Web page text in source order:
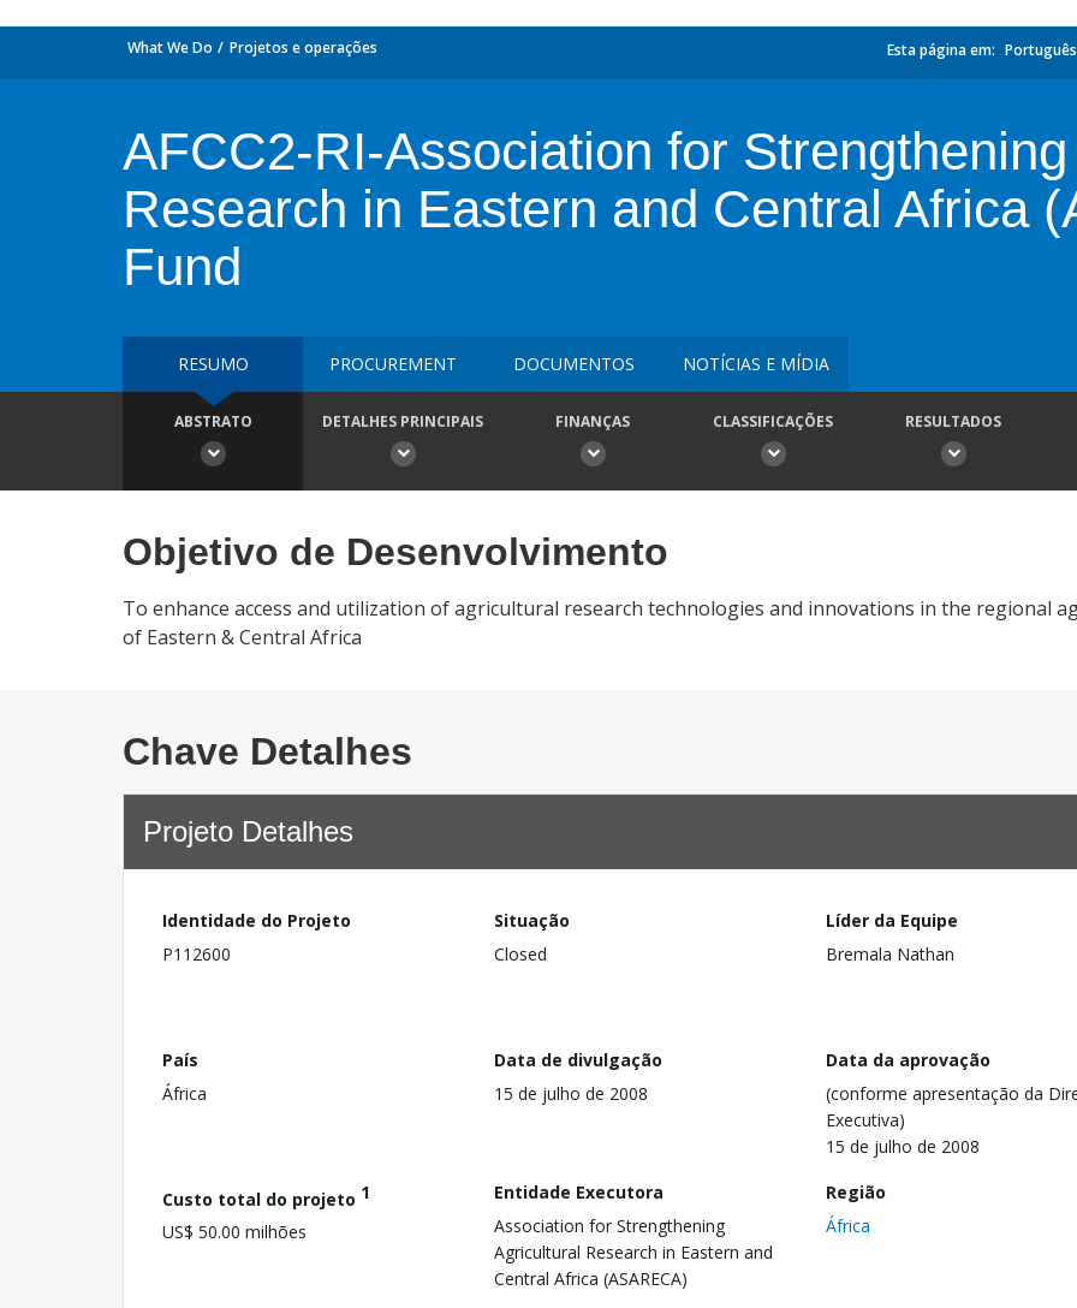
What We Do Projetos e operações Esta página em: Português
AFCC2-RI-Association for
Research in Eastern and Central Africa
Fund
RESUMO PROCUREMENT DOCUMENTOS NOTÍCIAS E MÍDIA
ABSTRATO DETALHES PRINCIPAIS FINANÇAS CLASSIFICAÇÕES RESULTADOS
Objetivo de Desenvolvimento
To enhance access and utilization of agricultural research technologies and innovations in the regional
of Eastern & Central Africa
Chave Detalhes
Projeto Detalhes
Identidade do Projeto
P112600
Situação
Closed
Líder da Equipe
Bremala Nathan
País
África
Data de divulgação
15 de julho de 2008
Data da aprovação
(conforme apresentação da
Executiva)
15 de julho de 2008
Custo total do projeto 1
US$ 50.00 milhões
Entidade Executora
Association for Strengthening
Agricultural Research in Eastern and
Central Africa (ASARECA)
Região
África